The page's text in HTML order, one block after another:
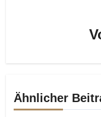
Ähnlicher